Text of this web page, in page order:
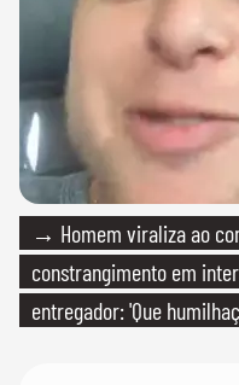
→ Homem viraliza ao
constrangimento em
entregador: 'Que